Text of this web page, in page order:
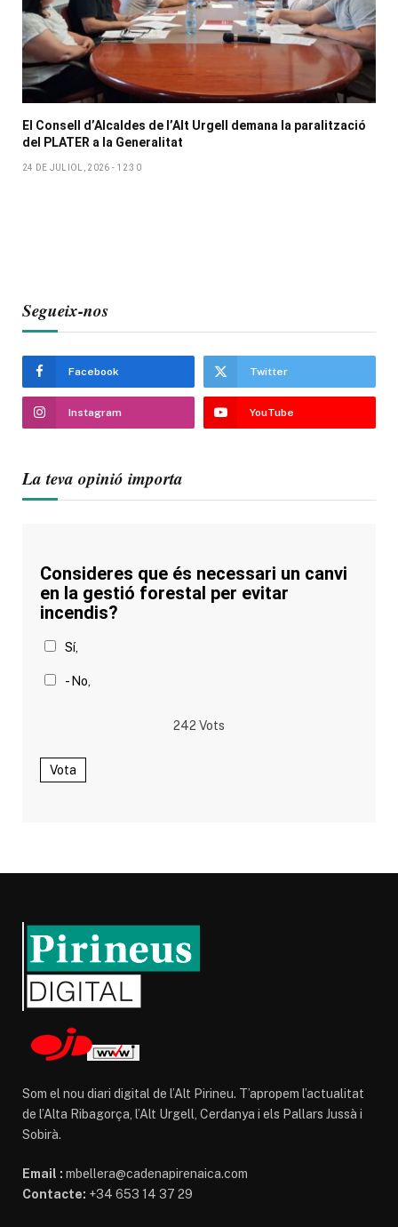
El Consell d’Alcaldes de l’Alt Urgell demana la paralització
del PLATER a la Generalitat
24 DE JULIOL, 2026 - 12:30
Segueix-nos
Facebook Twitter
Instagram YouTube
La teva opinió importa
Consideres que és necessari un canvi
en la gestió forestal per evitar
incendis?
Sí,
- No,
242 Vots
Vota
Som el nou diari digital de l’Alt Pirineu. T’apropem l’actualitat
de l’Alta Ribagorça, l’Alt Urgell, Cerdanya i els Pallars Jussà i
Sobirà.
Email : mbellera@cadenapirenaica.com
Contacte: +34 653 14 37 29